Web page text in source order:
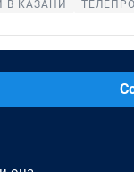
В КАЗАНИ